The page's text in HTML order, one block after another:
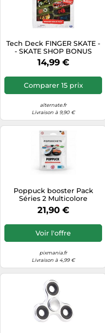
Tech Deck FINGER SKATE -
- SKATE SHOP BONUS
PACK - Atelier Authentique
Finger Skates 96 mm A
Personnaliser - 6028845 -
Jouet Enfant 6 Ans et + -
Plusieurs modèles
14,99 €
Comparer 15 prix
alternate.fr
Livraison à 9,90 €
Poppuck booster Pack
Séries 2 Multicolore
21,90 €
Voir l'offre
pixmania.fr
Livraison à 4,99 €